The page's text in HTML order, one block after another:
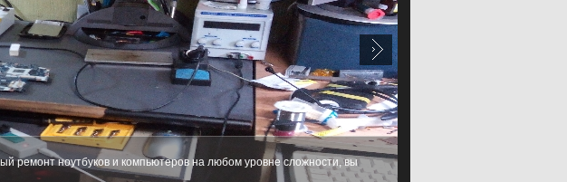
ремонт ноутбуков и компьютеров на любом уровне сложности, вы
на ваш выбор, от любых Microsoft Windows XP, Windows 7,
любую из семейства Free BSDЧитать Далее